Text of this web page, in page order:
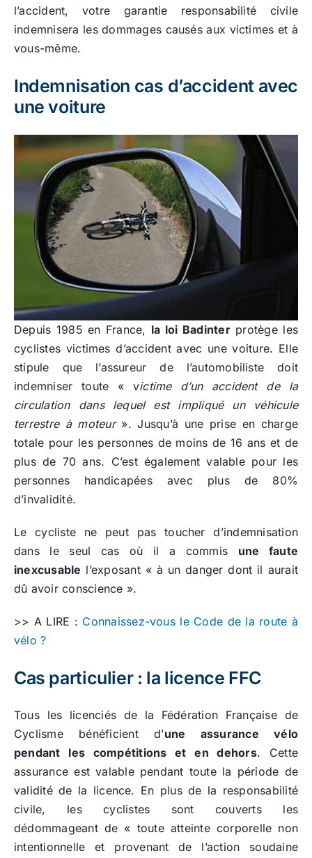
l’accident, votre garantie responsabilité civile
indemnisera les dommages causés aux victimes et à
vous-même.
Indemnisation cas d’accident avec
une voiture
Depuis 1985 en France, la loi Badinterprotège les
cyclistes victimes d’accident avec une voiture. Elle
stipule que l’assureur de l’automobiliste doit
indemniser toute « victime d’un accident de la
circulation dans lequel est impliqué un véhicule
terrestre à moteur». Jusqu’à une prise en charge
totale pour les personnes de moins de 16 ans et de
plus de 70 ans. C’est également valable pour les
personnes handicapées avec plus de 80%
d’invalidité.
Le cycliste ne peut pas toucher d’indemnisation
dans le seul cas où il a commis une faute
inexcusable l’exposant « à un danger dont il aurait
dû avoir conscience ».
>> A LIRE : Connaissez-vous le Code de la route à
vélo ?
Cas particulier : la licence FFC
Tous les licenciés de la Fédération Française de
Cyclisme bénéficient d’une assurance vélo
pendant les compétitions et en dehors. Cette
assurance est valable pendant toute la période de
validité de la licence. En plus de la responsabilité
civile, les cyclistes sont couverts les
dédommageant de « toute atteinte corporelle non
intentionnelle et provenant de l’action soudaine